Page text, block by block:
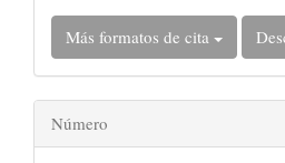
Más formatos de cita
Número